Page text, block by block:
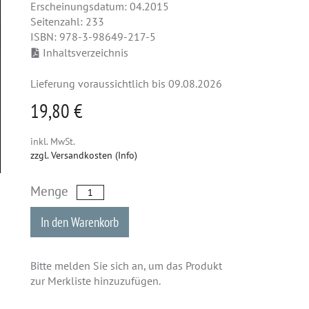
Erscheinungsdatum: 04.2015
Seitenzahl: 233
ISBN: 978-3-98649-217-5
Inhaltsverzeichnis
Lieferung voraussichtlich bis 09.08.2026
19,80 €
inkl. MwSt.
zzgl. Versandkosten (Info)
Menge
In den Warenkorb
Bitte melden Sie sich an, um das Produkt
zur Merkliste hinzuzufügen.